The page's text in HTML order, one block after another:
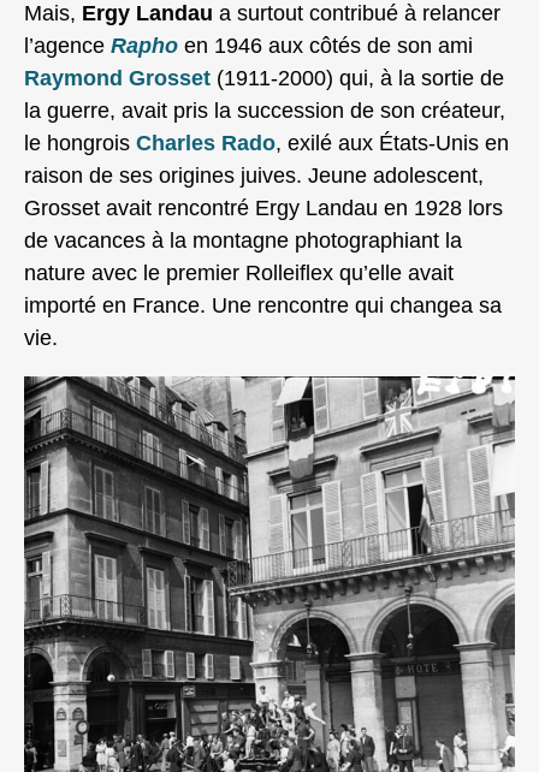
Mais, Ergy Landau a surtout contribué à relancer
l’agence Rapho en 1946 aux côtés de son ami
Raymond Grosset (1911-2000) qui, à la sortie de
la guerre, avait pris la succession de son créateur,
le hongrois Charles Rado, exilé aux États-Unis en
raison de ses origines juives. Jeune adolescent,
Grosset avait rencontré Ergy Landau en 1928 lors
de vacances à la montagne photographiant la
nature avec le premier Rolleiflex qu’elle avait
importé en France. Une rencontre qui changea sa
vie.